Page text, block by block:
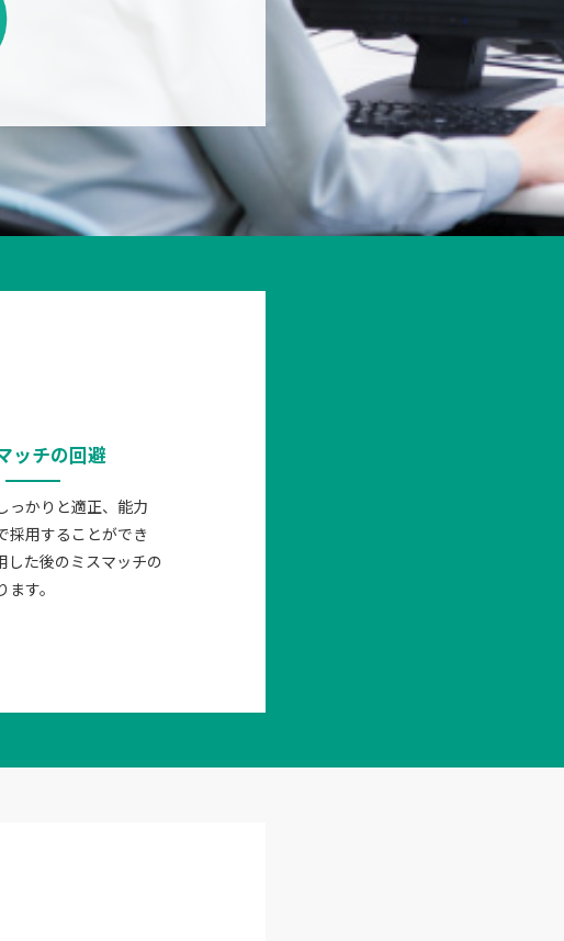
ッチの回避
っかりと適正、能力
採用することができ
した後のミスマッチの
す。